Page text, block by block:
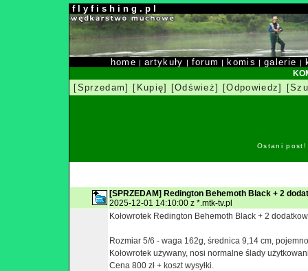
f l y f i s h i n g . p l
home |artykuły | forum | komis |galerie |
[Sprzedam] [Kupię] [Odśwież] [Odpowiedz]
Ostani post!
[SPRZEDAM] Redington Behemoth Black + 2
2025-12-01 14:10:00 z *.mtk-tv.pl
Kołowrotek Redington Behemoth Black + 2
Rozmiar 5/6 - waga 162g, średnica 9,14 cm,
Kołowrotek używany, nosi normalne ślady
Cena 800 zł + koszt wysyłki.